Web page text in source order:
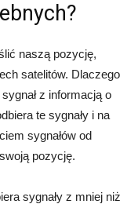
naszą pozycję,
satelitów. Dlaczego
z informacją o
te sygnały i na
sygnałów od
pozycję.
sygnały z mniej niż